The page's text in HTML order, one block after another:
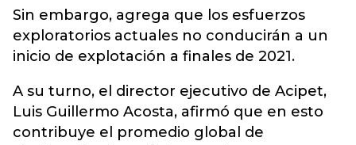
Sin embargo, agrega que los esfuerzos
exploratorios actuales no conducirán a un
inicio de explotación a finales de 2021.
A su turno, el director ejecutivo de Acipet,
Luis Guillermo Acosta, afirmó que en esto
contribuye el promedio global de